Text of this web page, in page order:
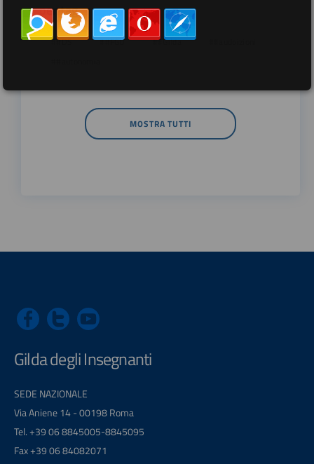
per tag
##DS ##FGU ##Gilda
MOSTRA TUTTI
Gilda degli Insegnanti
SEDE NAZIONALE
Via Aniene 14 - 00198 Roma
Tel. +39 06 8845005-8845095
Fax +39 06 84082071